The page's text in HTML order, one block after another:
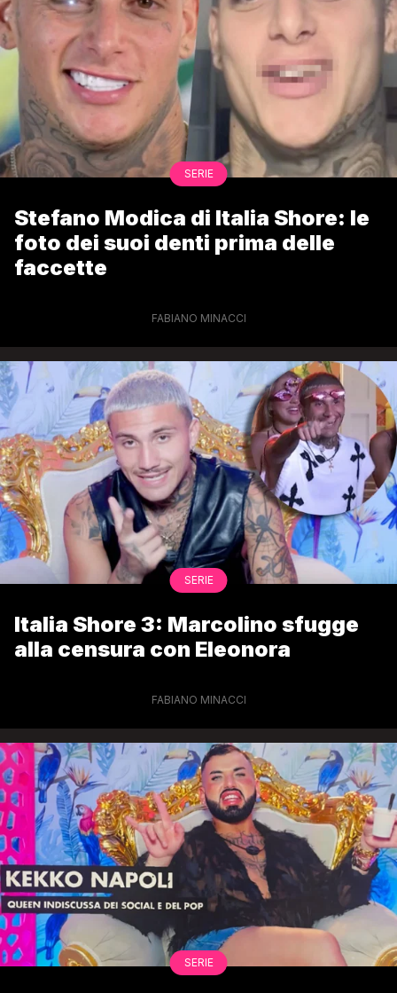
SERIE
Stefano Modica di Italia Shore: le
foto dei suoi denti prima delle
faccette
FABIANO MINACCI
SERIE
Italia Shore 3: Marcolino sfugge
alla censura con Eleonora
FABIANO MINACCI
SERIE